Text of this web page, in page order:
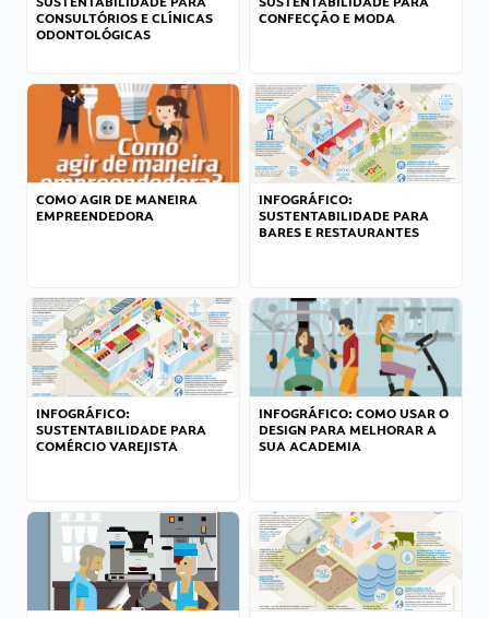
CONSULTÓRIOS E CLÍNICAS
ODONTOLÓGICAS
CONFECÇÃO E MODA
COMO AGIR DE MANEIRA
EMPREENDEDORA
INFOGRÁFICO:
SUSTENTABILIDADE PARA
BARES E RESTAURANTES
INFOGRÁFICO:
SUSTENTABILIDADE PARA
COMÉRCIO VAREJISTA
INFOGRÁFICO: COMO USAR O
DESIGN PARA MELHORAR A
SUA ACADEMIA